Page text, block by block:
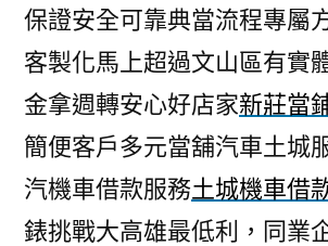
保證安全可靠典當流程專屬
客製化馬上超過文山區有實
金拿週轉安心好店家新莊當
簡便客戶多元當舖汽車土城
汽機車借款服務土城機車借
錶挑戰大高雄最低利，同業